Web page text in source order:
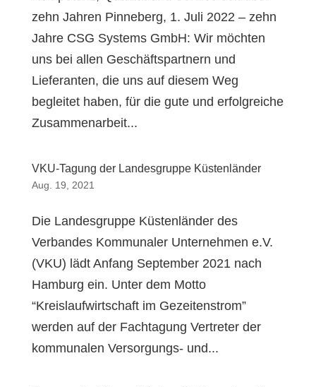
zehn Jahren Pinneberg, 1. Juli 2022 – zehn
Jahre CSG Systems GmbH: Wir möchten
uns bei allen Geschäftspartnern und
Lieferanten, die uns auf diesem Weg
begleitet haben, für die gute und erfolgreiche
Zusammenarbeit...
VKU-Tagung der Landesgruppe Küstenländer
Aug. 19, 2021
Die Landesgruppe Küstenländer des
Verbandes Kommunaler Unternehmen e.V.
(VKU) lädt Anfang September 2021 nach
Hamburg ein. Unter dem Motto
“Kreislaufwirtschaft im Gezeitenstrom”
werden auf der Fachtagung Vertreter der
kommunalen Versorgungs- und...